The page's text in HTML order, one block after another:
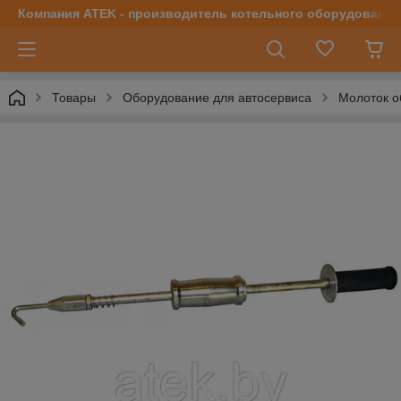
Компания ATEK - производитель котельного оборудования
Товары Оборудование для автосервиса Молоток